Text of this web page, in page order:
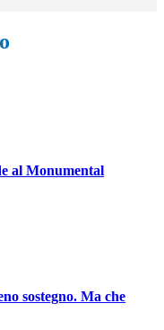
al Monumental
sostegno. Ma che